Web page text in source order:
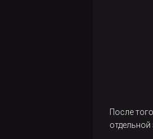
После